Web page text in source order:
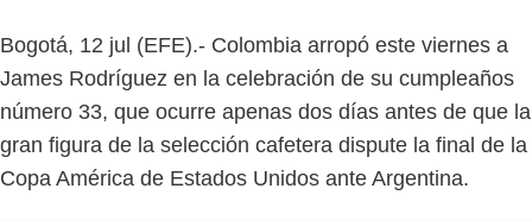
Bogotá, 12 jul (EFE).- Colombia arropó este viernes a
James Rodríguez en la celebración de su cumpleaños
número 33, que ocurre apenas dos días antes de que la
gran figura de la selección cafetera dispute la final de la
Copa América de Estados Unidos ante Argentina.